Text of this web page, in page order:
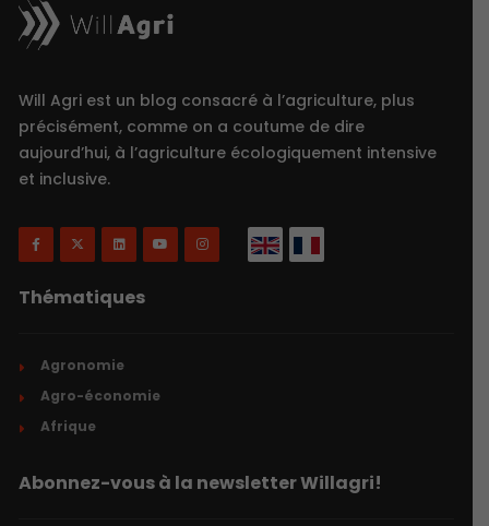
Will Agri est un blog consacré à l’agriculture, plus
précisément, comme on a coutume de dire
aujourd’hui, à l’agriculture écologiquement intensive
et inclusive.
Thématiques
Agronomie
Agro-économie
Afrique
Abonnez-vous à la newsletter Willagri!